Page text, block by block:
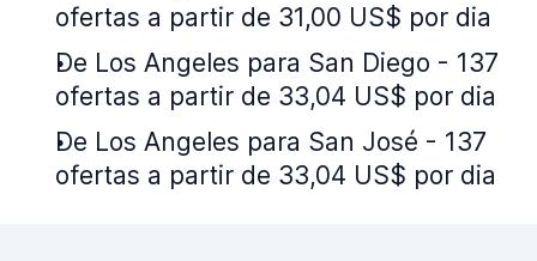
ofertas a partir de 31,00 US$ por dia
De Los Angeles para San Diego - 137
ofertas a partir de 33,04 US$ por dia
De Los Angeles para San José - 137
ofertas a partir de 33,04 US$ por dia